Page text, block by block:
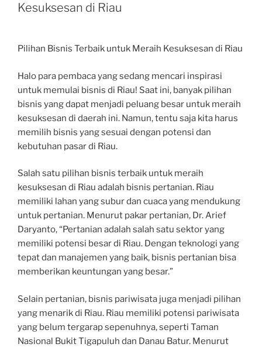
Kesuksesan di Riau
Pilihan Bisnis Terbaik untuk Meraih Kesuksesan di Riau
Halo para pembaca yang sedang mencari inspirasi
untuk memulai bisnis di Riau! Saat ini, banyak pilihan
bisnis yang dapat menjadi peluang besar untuk meraih
kesuksesan di daerah ini. Namun, tentu saja kita harus
memilih bisnis yang sesuai dengan potensi dan
kebutuhan pasar di Riau.
Salah satu pilihan bisnis terbaik untuk meraih
kesuksesan di Riau adalah bisnis pertanian. Riau
memiliki lahan yang subur dan cuaca yang mendukung
untuk pertanian. Menurut pakar pertanian, Dr. Arief
Daryanto, “Pertanian adalah salah satu sektor yang
memiliki potensi besar di Riau. Dengan teknologi yang
tepat dan manajemen yang baik, bisnis pertanian bisa
memberikan keuntungan yang besar.”
Selain pertanian, bisnis pariwisata juga menjadi pilihan
yang menarik di Riau. Riau memiliki potensi pariwisata
yang belum tergarap sepenuhnya, seperti Taman
Nasional Bukit Tigapuluh dan Danau Batur. Menurut